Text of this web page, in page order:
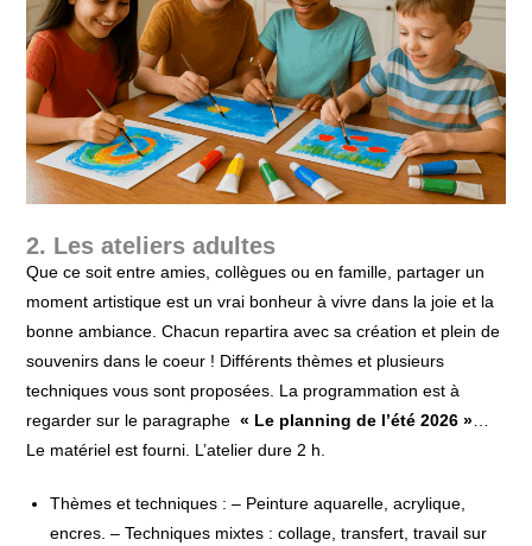
2. Les ateliers adultes
Que ce soit entre amies, collègues ou en famille, partager un
moment artistique est un vrai bonheur à vivre dans la joie et la
bonne ambiance. Chacun repartira avec sa création et plein de
souvenirs dans le coeur ! Différents thèmes et plusieurs
techniques vous sont proposées. La programmation est à
regarder sur le paragraphe« Le planning de l’été 2026 »
Le matériel est fourni. L’atelier dure 2 h.
Thèmes et techniques : – Peinture aquarelle, acrylique,
encres. – Techniques mixtes : collage, transfert, travail sur